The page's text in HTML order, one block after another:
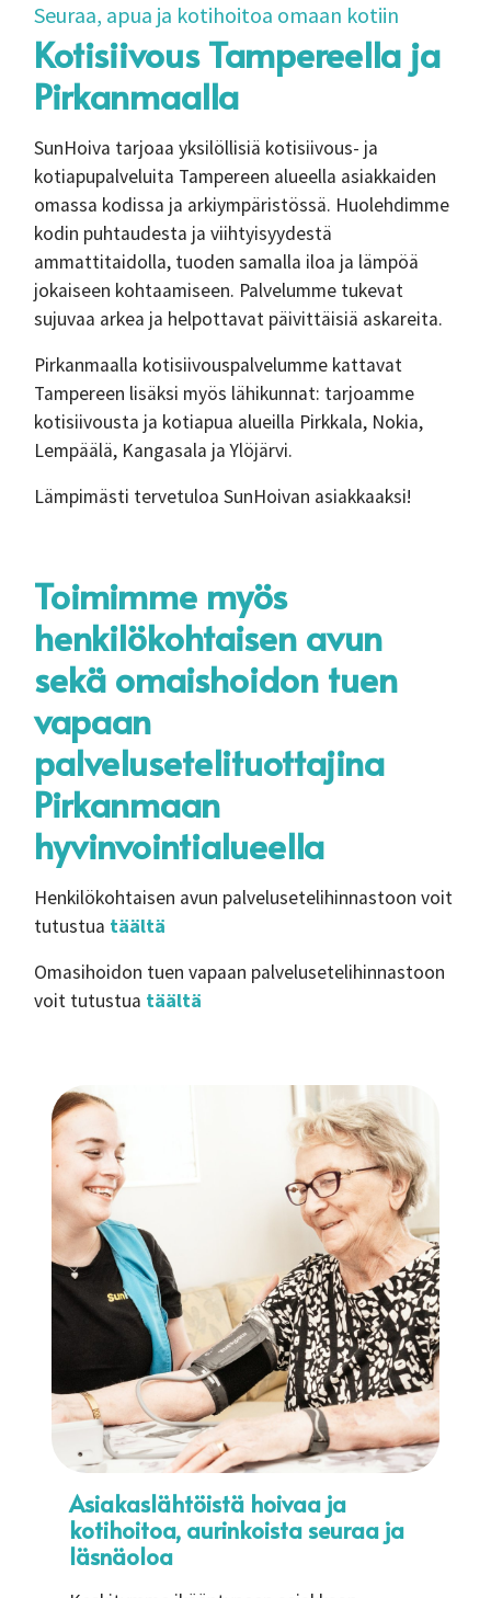
Seuraa, apua ja kotihoitoa omaan kotiin
Kotisiivous Tampereella ja
Pirkanmaalla
SunHoiva tarjoaa yksilöllisiä kotisiivous- ja
kotiapupalveluita Tampereen alueella asiakkaiden
omassa kodissa ja arkiympäristössä. Huolehdimme
kodin puhtaudesta ja viihtyisyydestä
ammattitaidolla, tuoden samalla iloa ja lämpöä
jokaiseen kohtaamiseen. Palvelumme tukevat
sujuvaa arkea ja helpottavat päivittäisiä askareita.
Pirkanmaalla kotisiivouspalvelumme kattavat
Tampereen lisäksi myös lähikunnat: tarjoamme
kotisiivousta ja kotiapua alueilla Pirkkala, Nokia,
Lempäälä, Kangasala ja Ylöjärvi.
Lämpimästi tervetuloa SunHoivan asiakkaaksi!
Toimimme myös
henkilökohtaisen avun
sekä omaishoidon tuen
vapaan
palvelusetelituottajina
Pirkanmaan
hyvinvointialueella
Henkilökohtaisen avun palvelusetelihinnastoon voit
tutustua täältä
Omasihoidon tuen vapaan palvelusetelihinnastoon
voit tutustua täältä
Asiakaslähtöistä hoivaa ja
kotihoitoa, aurinkoista seuraa ja
läsnäoloa